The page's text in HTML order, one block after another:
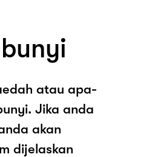
atau apa-
Jika anda
akan
dijelaskan